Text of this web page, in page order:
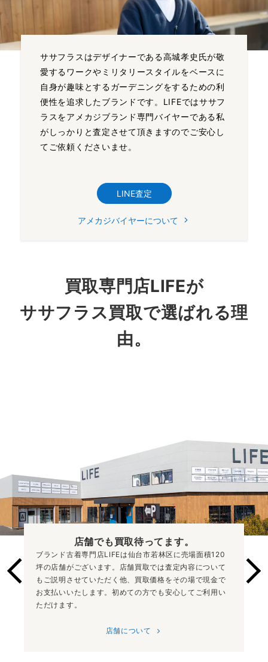
ササフラスはデザイナーである高城孝史氏が敬
愛するワークやミリタリースタイルをベースに
自身が趣味とするガーデニングをするための利
便性を追求したブランドです。LIFEではササフ
ラスをアメカジブランド専門バイヤーである私
がしっかりと査定させて頂きますのでご安心し
てご依頼くださいませ。
LINE査定
アメカジバイヤーについて
買取専門店LIFEが
ササフラス買取で選ばれる理
由。
店舗でも買取待ってます。
ブランド古着専門店LIFEは仙台市若林区に売場面積120
坪の店舗がございます。店舗買取では査定内容について
もご説明させていただく他、買取価格をその場で現金で
お支払いいたします。初めての方でも安心してご利用い
ただけます。
店舗について